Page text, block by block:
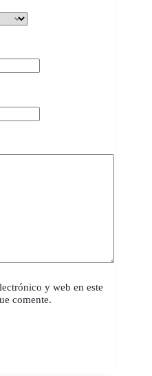
y web en este
comente.